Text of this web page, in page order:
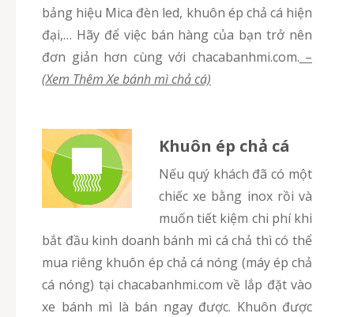
bảng hiệu Mica đèn led, khuôn ép chả cá hiện
đại,… Hãy để việc bán hàng của bạn trở nên
đơn giản hơn cùng với chacabanhmi.com. –
(Xem Thêm Xe bánh mì chả cá)
Khuôn ép chả cá
Nếu quý khách đã có một
chiếc xe bằng inox rồi và
muốn tiết kiệm chi phí khi
bắt đầu kinh doanh bánh mì cá chả thì có thể
mua riêng khuôn ép chả cá nóng (máy ép chả
cá nóng) tại chacabanhmi.com về lắp đặt vào
xe bánh mì là bán ngay được. Khuôn được